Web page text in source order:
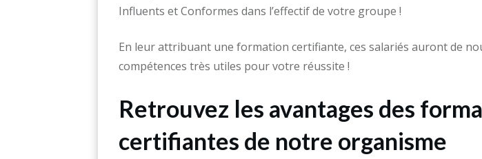
Influents et Conformes dans l’effectif de votre groupe !
En leur attribuant une formation certifiante, ces salariés auront de
compétences très utiles pour votre réussite !
Retrouvez les avantages des
certifiantes de notre organisme